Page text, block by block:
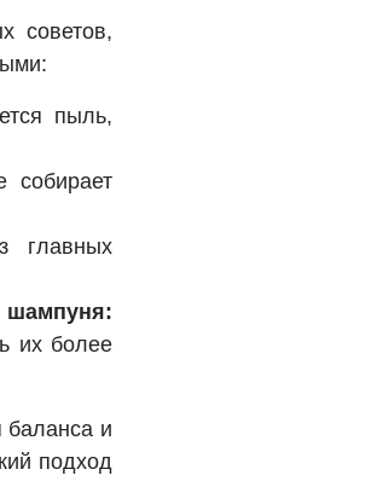
советов,
пыль,
собирает
главных
шампуня:
их более
и
подход